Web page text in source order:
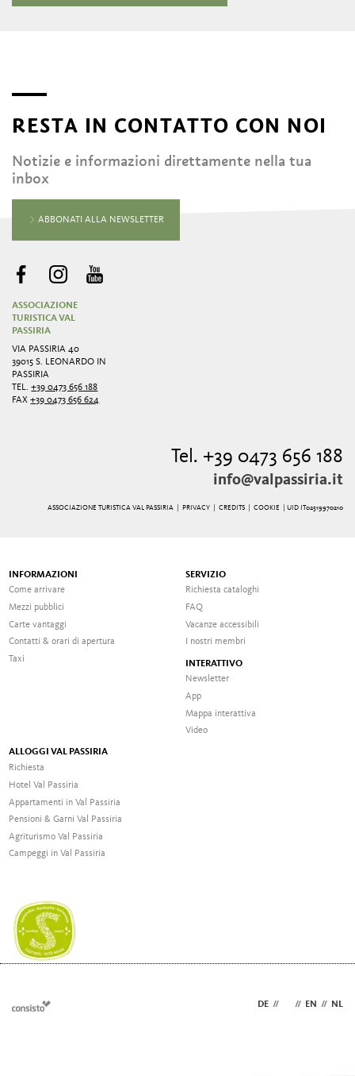
RESTA IN CONTATTO CON NOI
Notizie e informazioni direttamente nella tua
inbox
ABBONATI ALLA NEWSLETTER
ASSOCIAZIONE
TURISTICA VAL
PASSIRIA
VIA PASSIRIA 40
39015 S. LEONARDO IN
PASSIRIA
TEL.+39 0473 656 188
FAX+39 0473 656 624
Tel. +39 0473 656 188
info@valpassiria.it
ASSOCIAZIONE TURISTICA VAL PASSIRIA | PRIVACY| CREDITS| COOKIE | UID IT02519970210
INFORMAZIONI
Come arrivare
Mezzi pubblici
Carte vantaggi
Contatti & orari di apertura
Taxi
SERVIZIO
Richiesta cataloghi
FAQ
Vacanze accessibili
I nostri membri
INTERATTIVO
Newsletter
App
Mappa interattiva
Video
ALLOGGI VAL PASSIRIA
Richiesta
Hotel Val Passiria
Appartamenti in Val Passiria
Pensioni & Garni Val Passiria
Agriturismo Val Passiria
Campeggi in Val Passiria
DE // // EN // NL